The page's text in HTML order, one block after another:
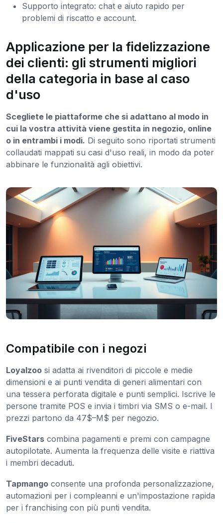
Supporto integrato: chat e aiuto rapido per
problemi di riscatto e account.
Applicazione per la fidelizzazione
dei clienti: gli strumenti migliori
della categoria in base al caso
d'uso
Scegliete le piattaforme che si adattano al modo in
cui la vostra attività viene gestita in negozio, online
o in entrambi i modi. Di seguito sono riportati strumenti
collaudati mappati su casi d'uso reali, in modo da poter
abbinare le funzionalità agli obiettivi.
Compatibile con i negozi
Loyalzoo si adatta ai rivenditori di piccole e medie
dimensioni e ai punti vendita di generi alimentari con
una tessera perforata digitale e punti semplici. Iscrive le
persone tramite POS e invia i timbri via SMS o e-mail. I
prezzi partono da 47$–M$ per negozio.
FiveStars combina pagamenti e premi con campagne
autopilotate. Aumenta la frequenza delle visite e riattiva
i membri decaduti.
Tapmango consente una profonda personalizzazione,
automazioni per i compleanni e un'impostazione rapida
per i franchising con più punti vendita.